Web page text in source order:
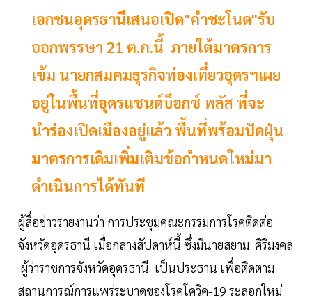
เอกชนอุดรธานีเสนอเปิด"คำชะโนด"รับ
ออกพรรษา 21 ต.ค.นี้ ภายใต้มาตรการ
เข้ม นายกสมคมธุรกิจท่องเที่ยวอุดรฯเผย
อยู่ในพื้นที่อุดรแซนด์บ็อกซ์ พลัส ที่จะ
นำร่องเปิดเมืองอยู่แล้ว พื้นที่พร้อมปัดฝุ่น
มาตรการเดิมเพิ่มเติมข้อกำหนดใหม่มา
ดำเนินการได้ทันที
ผู้สื่อข่าวรายงานว่า การประชุมคณะกรรมการโรคติดต่อ
จังหวัดอุดรธานี เมื่อกลางสัปดาห์นี้ ซึ่งมีนายสยาม ศิริมงคล
ผู้ว่าราชการจังหวัดอุดรธานี เป็นประธาน เพื่อติดตาม
สถานการณ์การแพร่ระบาดของโรคโควิค-19 ระลอกใหม่